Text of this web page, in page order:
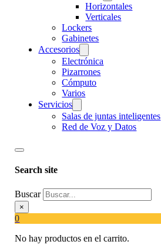
Horizontales
Verticales
Lockers
Gabinetes
Accesorios
Electrónica
Pizarrones
Cómputo
Varios
Servicios
Salas de juntas inteligentes
Red de Voz y Datos
Search site
Buscar
×
0
No hay productos en el carrito.